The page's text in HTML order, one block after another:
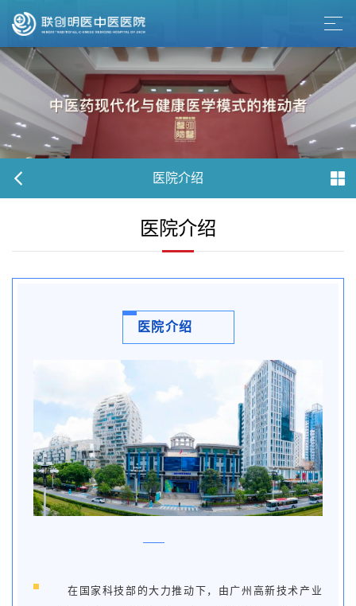
医院介绍
医院介绍
医院介绍
在国家科技部的大力推动下，由广州高新技术产业